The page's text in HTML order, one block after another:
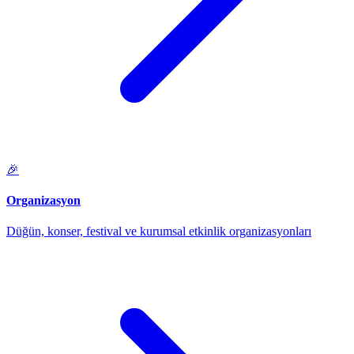
🎉
Organizasyon
Düğün, konser, festival ve kurumsal etkinlik organizasyonları